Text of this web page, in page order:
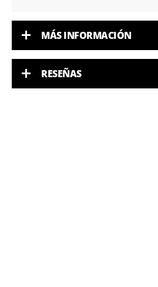
MÁS INFORMACIÓN
RESEÑAS